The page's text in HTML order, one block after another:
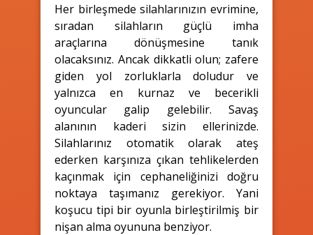
Her birleşmede silahlarınızın evrimine,
sıradan silahların güçlü imha
araçlarına dönüşmesine tanık
olacaksınız. Ancak dikkatli olun; zafere
giden yol zorluklarla doludur ve
yalnızca en kurnaz ve becerikli
oyuncular galip gelebilir. Savaş
alanının kaderi sizin ellerinizde.
Silahlarınız otomatik olarak ateş
ederken karşınıza çıkan tehlikelerden
kaçınmak için cephaneliğinizi doğru
noktaya taşımanız gerekiyor. Yani
koşucu tipi bir oyunla birleştirilmiş bir
nişan alma oyununa benziyor.